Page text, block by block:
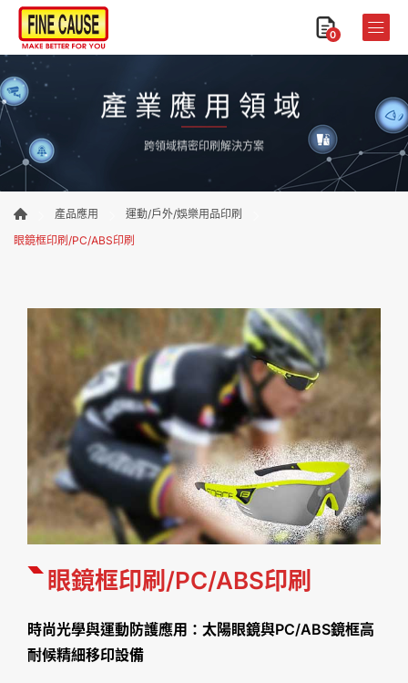
0
產業應用領域
跨領域精密印刷解決方案
產品應用
運動/戶外/娛樂用品印刷
眼鏡框印刷/PC/ABS印刷
眼鏡框印刷/PC/ABS印刷
時尚光學與運動防護應用：太陽眼鏡與PC/ABS鏡框高
耐候精細移印設備